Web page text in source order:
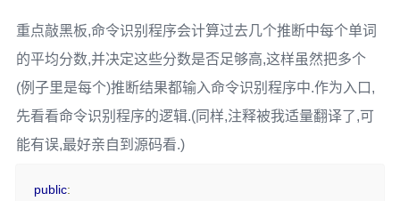
重点敲黑板,命令识别程序会计算过去几个推断中每个单词
的平均分数,并决定这些分数是否足够高,这样虽然把多个
(例子里是每个)推断结果都输入命令识别程序中.作为入口,
先看看命令识别程序的逻辑.(同样,注释被我适量翻译了,可
能有误,最好亲自到源码看.)
public: